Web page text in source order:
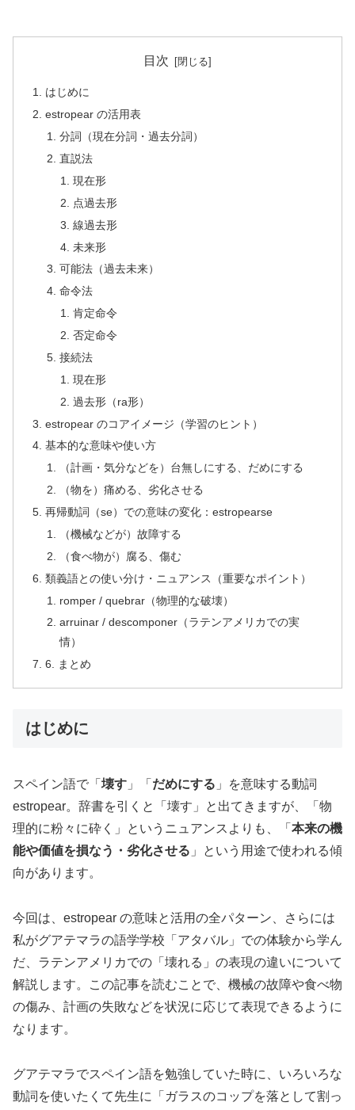
目次
はじめに
estropear の活用表
分詞（現在分詞・過去分詞）
直説法
現在形
点過去形
線過去形
未来形
可能法（過去未来）
命令法
肯定命令
否定命令
接続法
現在形
過去形（ra形）
estropear のコアイメージ（学習のヒント）
基本的な意味や使い方
（計画・気分などを）台無しにする、だめにする
（物を）痛める、劣化させる
再帰動詞（se）での意味の変化：estropearse
（機械などが）故障する
（食べ物が）腐る、傷む
類義語との使い分け・ニュアンス（重要なポイント）
romper / quebrar（物理的な破壊）
arruinar / descomponer（ラテンアメリカでの実
情）
6. まとめ
はじめに
スペイン語で「 壊す 」「 だめにする 」を意味する動詞
estropear。辞書を引くと「壊す」と出てきますが、「物
理的に粉々に砕く」というニュアンスよりも、「 本来の機
能や価値を損なう・劣化させる 」という用途で使われる傾
向があります。
今回は、estropear の意味と活用の全パターン、さらには
私がグアテマラの語学学校「アタバル」での体験から学ん
だ、ラテンアメリカでの「壊れる」の表現の違いについて
解説します。この記事を読むことで、機械の故障や食べ物
の傷み、計画の失敗などを状況に応じて表現できるように
なります。
グアテマラでスペイン語を勉強していた時に、いろいろな
動詞を使いたくて先生に「ガラスのコップを落として割っ